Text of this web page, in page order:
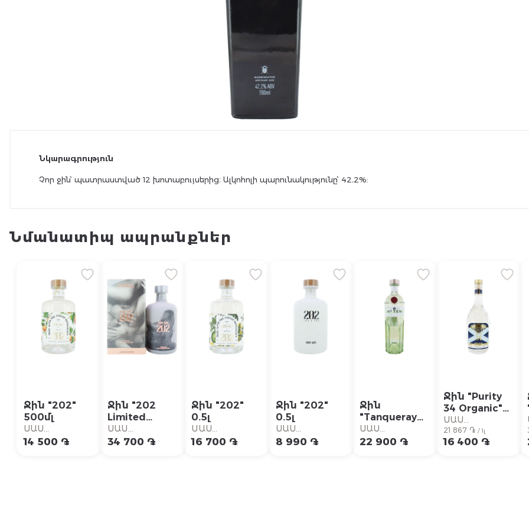
Նկարագրություն
Չոր ջին՝ պատրաստված 12 խոտաբույսերից։ Ալկոհոլի պարունակությունը՝ 42․2%:
Նմանատիպ ապրանքներ
Ջին "202"
500մլ
ՍԱՍ
Սուպերմարկետ
14 500 ֏
Ջին "202
Limited
Edition"
500մլ
ՍԱՍ
Սուպերմարկետ
34 700 ֏
Ջին "202"
0.5լ
ՍԱՍ
Սուպերմարկետ
16 700 ֏
Ջին "202"
0.5լ
ՍԱՍ
Սուպերմարկետ
8 990 ֏
Ջին
"Tanqueray
N.Ten" 700մլ
ՍԱՍ
Սուպերմարկետ
22 900 ֏
Ջին "Purity
34 Organic"
0.75լ
ՍԱՍ
Սուպերմարկետ
21 867 ֏ / 1լ
16 400 ֏